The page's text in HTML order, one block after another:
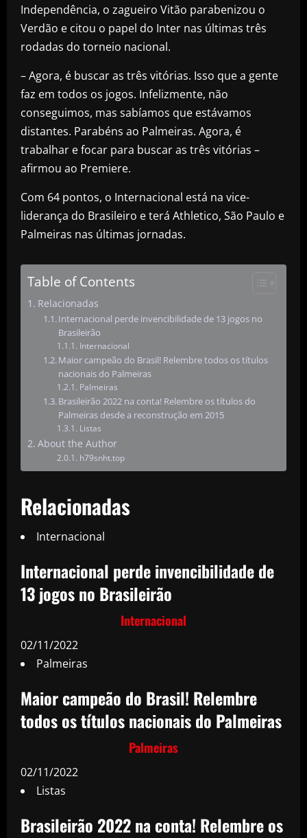
Independência, o zagueiro Vitão parabenizou o
Verdão e citou o papel do Inter nas últimas três
rodadas do torneio nacional.
– Agora, é buscar as três vitórias. Isso que a gente
faz em todos os jogos. Infelizmente, não
conseguimos, mas sabíamos que estávamos
distantes. Parabéns ao Palmeiras. Agora, é
trabalhar e focar para buscar as três vitórias –
afirmou ao Premiere.
Com 64 pontos, o Internacional está na vice-
liderança do Brasileiro e terá Athletico, São Paulo e
Palmeiras nas últimas jornadas.
Table of Contents
Relacionadas
Internacional perde invencibilidade de 13 jogos no
Brasileirão
Internacional
Maior campeão do Brasil! Relembre todos os títulos
nacionais do Palmeiras
Palmeiras
Brasileirão 2022 na conta! Relembre os títulos do
Palmeiras desde a reconstrução em 2015
Listas
About the Author
h79snht.top
Relacionadas
Internacional
Internacional perde invencibilidade de
13 jogos no Brasileirão
Internacional
02/11/2022
Palmeiras
Maior campeão do Brasil! Relembre
todos os títulos nacionais do Palmeiras
Palmeiras
02/11/2022
Listas
Brasileirão 2022 na conta! Relembre os